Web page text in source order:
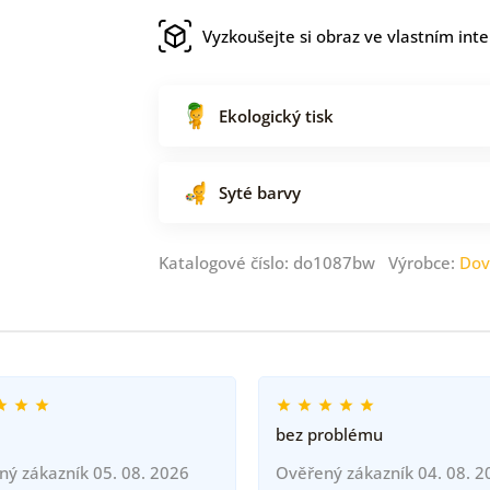
Vyzkoušejte si obraz ve vlastním
Ekologický tisk
Syté barvy
Katalogové číslo: do1087bw Výrobce:
zákazník 05. 08. 2026
bez problému
Ověřený zákazník 04. 08.